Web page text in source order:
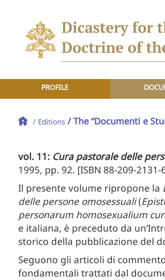
PROFILE
/ Editions / The “Documenti e
vol. 11: Cura pastorale delle
1995, pp. 92. [ISBN 88-209-2131-
Il presente volume ripropone la
delle persone omosessuali(
personarum homosexualium
e italiana, è preceduto da
storico della pubblicazione del
Seguono gli articoli di
fondamentali trattati dal